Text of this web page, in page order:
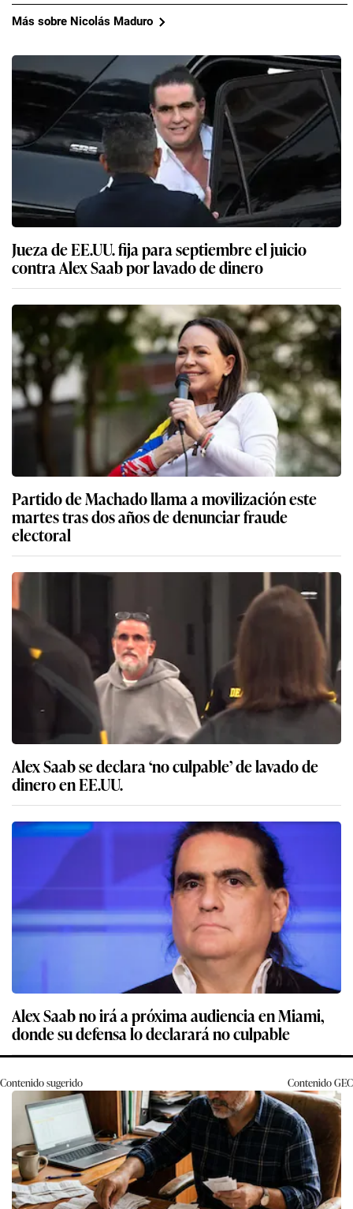
Más sobre Nicolás Maduro
Jueza de EE.UU. fija para septiembre el juicio
contra Alex Saab por lavado de dinero
Partido de Machado llama a movilización este
martes tras dos años de denunciar fraude
electoral
Alex Saab se declara ‘no culpable’ de lavado de
dinero en EE.UU.
Alex Saab no irá a próxima audiencia en Miami,
donde su defensa lo declarará no culpable
Contenido sugerido ContenidoGEC